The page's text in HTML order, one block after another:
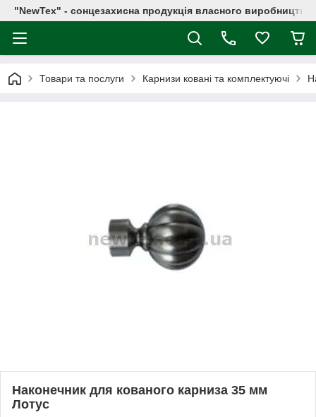
"NewTex" - сонцезахисна продукція власного виробництва
Товари та послуги Карнизи ковані та комплектуючі
Наконечник для кованого карниза 35 мм
Лотус